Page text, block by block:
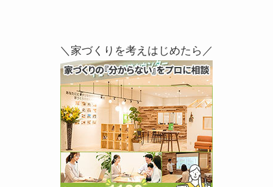
＼家づくりを考えはじめたら／